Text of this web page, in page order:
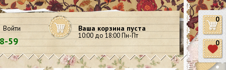
Ваша корзина пуста
10:00 до 18:00 Пн-Пт
Войти
59
0
0